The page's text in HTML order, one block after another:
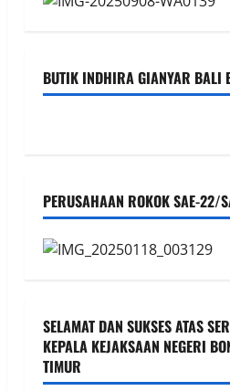
BUTIK INDHIRA GIANYAR BALI
PERUSAHAAN ROKOK SAE-22/
SELAMAT DAN SUKSES ATAS
KEPALA KEJAKSAAN NEGERI
TIMUR